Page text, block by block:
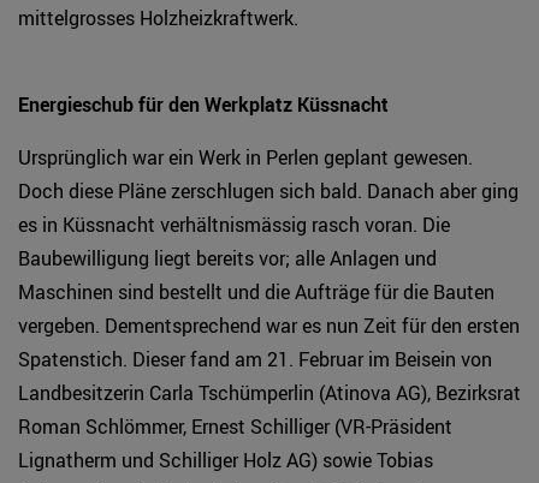
mittelgrosses Holzheizkraftwerk.
Energieschub für den Werkplatz Küssnacht
Ursprünglich war ein Werk in Perlen geplant gewesen.
Doch diese Pläne zerschlugen sich bald. Danach aber ging
es in Küssnacht verhältnismässig rasch voran. Die
Baubewilligung liegt bereits vor; alle Anlagen und
Maschinen sind bestellt und die Aufträge für die Bauten
vergeben. Dementsprechend war es nun Zeit für den ersten
Spatenstich. Dieser fand am 21. Februar im Beisein von
Landbesitzerin Carla Tschümperlin (Atinova AG), Bezirksrat
Roman Schlömmer, Ernest Schilliger (VR-Präsident
Lignatherm und Schilliger Holz AG) sowie Tobias